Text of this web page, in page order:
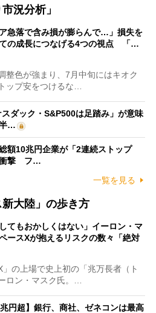
況分析」
ア急落で含み損が膨らんで…」損失を
の成長につなげる4つの視点 「…
色が強まり、7月中旬にはキオク
ップ安をつけるな…
スダック・S&P500は足踏み」が意味
…
額10兆円企業が「2連続ストップ
衝撃 フ…
一覧を見る
大陸」の歩き方
してもおかしくはない」イーロン・マ
ースXが抱えるリスクの数々「絶対
の上場で史上初の「兆万長者（ト
ロン・マスク氏。…
円超】銀行、商社、ゼネコンは最高